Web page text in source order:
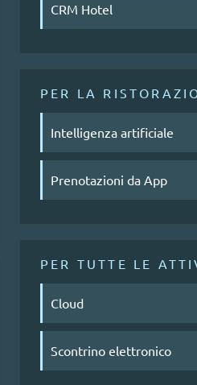
CRM Hotel
PER LA
Intelligenza artificiale
Prenotazioni da App
PER TUTTE LE
Cloud
Scontrino elettronico